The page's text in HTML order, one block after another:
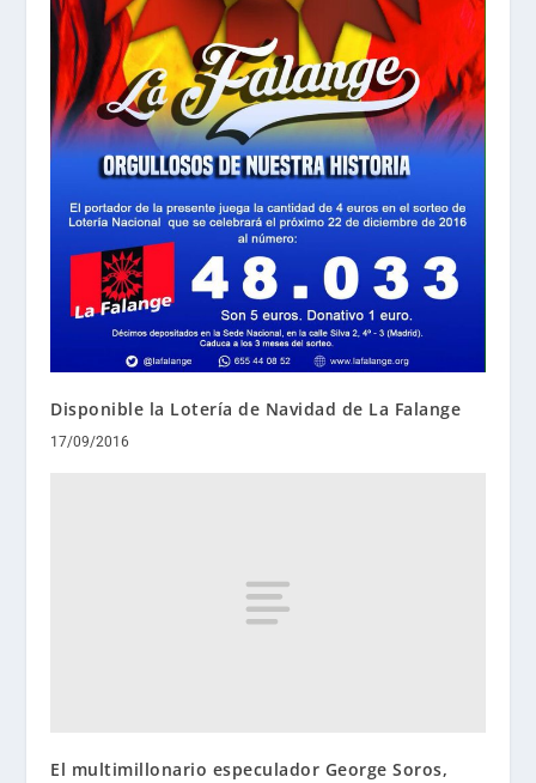
Disponible la Lotería de Navidad de La Falange
17/09/2016
El multimillonario especulador George Soros,